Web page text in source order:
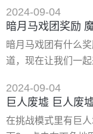
信经常玩游戏的人
家对本榜不满意，
好玩的3d网络游戏
站：
2024-09-04
暗月马戏团奖励
暗月马戏团有什么
道，现在让我们一
团声望也可以拿到
礼包，暗月卡片蓝
暗月卡片漩涡，暗
2024-09-04
巨人废墟 巨人废
在挑战模式里有巨